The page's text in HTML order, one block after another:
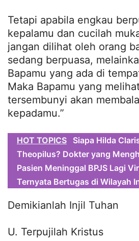
Tetapi apabila engkau
kepalamu dan cucilah
jangan dilihat oleh orang
sedang berpuasa,
Bapamu yang ada di
Maka Bapamu yang
tersembunyi akan
kepadamu.”
HOT TOPICS
Siapa Hilda
Theopilus? Dokter yang
Pasien Meninggal BPJS Lagi
Ternyata Bertugas di Wilayah
Demikianlah Injil Tuhan
U. Terpujilah Kristus